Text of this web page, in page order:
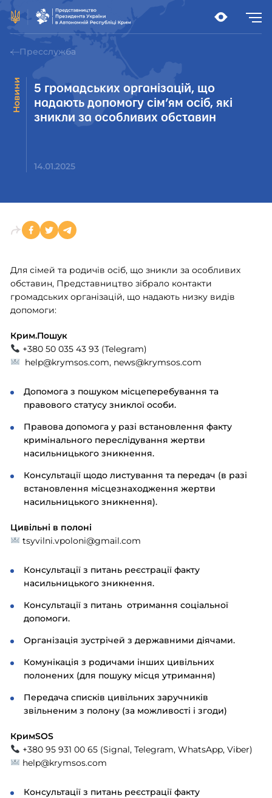
Пресслужба
Новини
5 громадських організацій, що
надають допомогу сім’ям осіб, які
зникли за особливих обставин
14.01.2025
Для сімей та родичів осіб, що зникли за особливих
обставин, Представництво зібрало контакти
громадських організацій, що надають низку видів
допомоги:
Крим.Пошук
+380 50 035 43 93 (Telegram)
help@krymsos.com, news@krymsos.com
Допомога з пошуком місцеперебування та
правового статусу зниклої особи.
Правова допомога у разі встановлення факту
кримінального переслідування жертви
насильницького зникнення.
Консультації щодо листування та передач (в разі
встановлення місцезнаходження жертви
насильницького зникнення).
Цивільні в полоні
tsyvilni.vpoloni@gmail.com
Консультації з питань реєстрації факту
насильницького зникнення.
Консультації з питань отримання соціальної
допомоги.
Організація зустрічей з державними діячами.
Комунікація з родичами інших цивільних
полонених (для пошуку місця утримання)
Передача списків цивільних заручників
звільненим з полону (за можливості і згоди)
КримSOS
+380 95 931 00 65 (Signal, Telegram, WhatsApp, Viber)
help@krymsos.com
Консультації з питань реєстрації факту